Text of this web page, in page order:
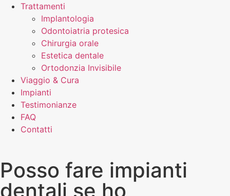
Trattamenti
Implantologia
Odontoiatria protesica
Chirurgia orale
Estetica dentale
Ortodonzia Invisibile
Viaggio & Cura
Impianti
Testimonianze
FAQ
Contatti
Posso fare impianti
dentali se ho